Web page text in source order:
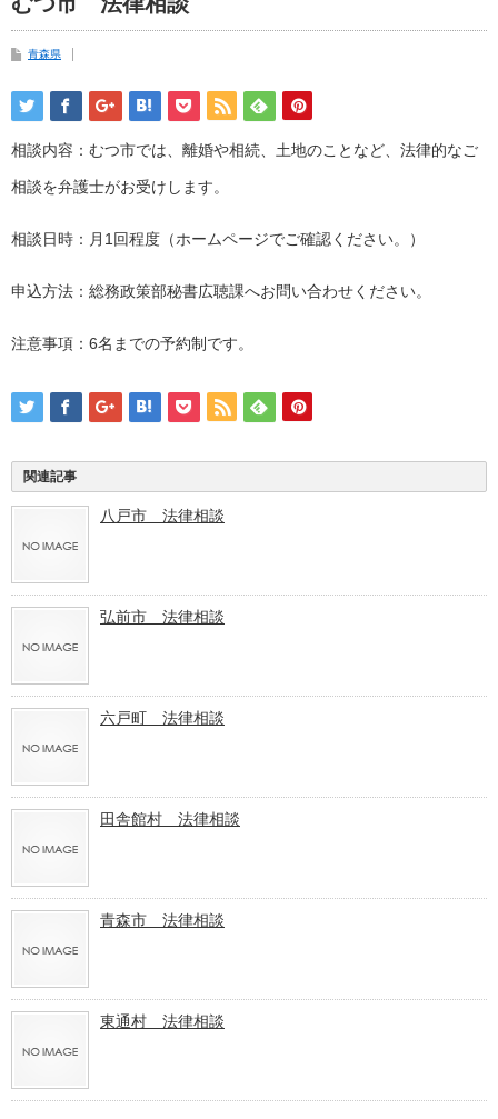
青森県
相談内容：むつ市では、離婚や相続、土地のことなど、法律的なご
相談を弁護士がお受けします。
相談日時：月1回程度（ホームページでご確認ください。）
申込方法：総務政策部秘書広聴課へお問い合わせください。
注意事項：6名までの予約制です。
関連記事
八戸市 法律相談
弘前市 法律相談
六戸町 法律相談
田舎館村 法律相談
青森市 法律相談
東通村 法律相談